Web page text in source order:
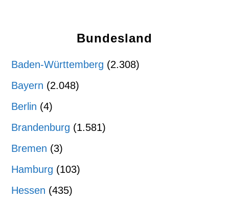
Bundesland
Baden-Württemberg (2.308)
Bayern (2.048)
Berlin (4)
Brandenburg (1.581)
Bremen (3)
Hamburg (103)
Hessen (435)